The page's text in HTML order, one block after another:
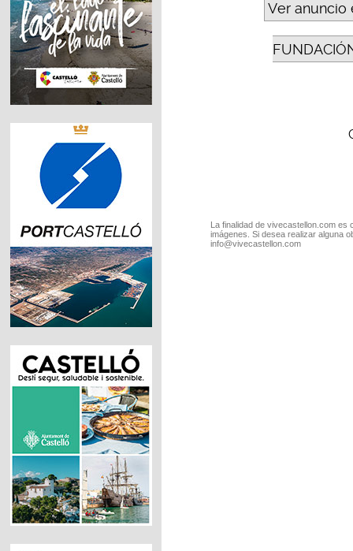
Ver anuncio
La finalidad de vivecastellon.com
imágenes. Si desea realizar alguna
info@vivecastellon.com